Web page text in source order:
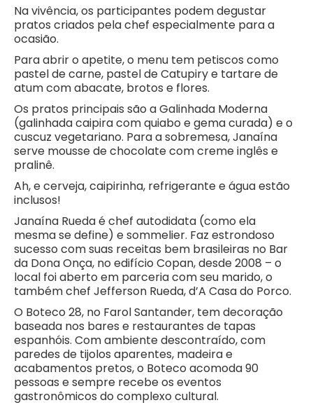
Na vivência, os participantes podem degustar
pratos criados pela chef especialmente para a
ocasião.
Para abrir o apetite, o menu tem petiscos como
pastel de carne, pastel de Catupiry e tartare de
atum com abacate, brotos e flores.
Os pratos principais são a Galinhada Moderna
(galinhada caipira com quiabo e gema curada) e o
cuscuz vegetariano. Para a sobremesa, Janaína
serve mousse de chocolate com creme inglês e
pralinê.
Ah, e cerveja, caipirinha, refrigerante e água estão
inclusos!
Janaína Rueda é chef autodidata (como ela
mesma se define) e sommelier. Faz estrondoso
sucesso com suas receitas bem brasileiras no Bar
da Dona Onça, no edifício Copan, desde 2008 – o
local foi aberto em parceria com seu marido, o
também chef Jefferson Rueda, d’A Casa do Porco.
O Boteco 28, no Farol Santander, tem decoração
baseada nos bares e restaurantes de tapas
espanhóis. Com ambiente descontraído, com
paredes de tijolos aparentes, madeira e
acabamentos pretos, o Boteco acomoda 90
pessoas e sempre recebe os eventos
gastronômicos do complexo cultural.